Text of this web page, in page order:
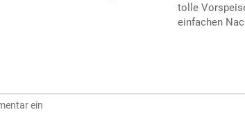
tolle
einfachen